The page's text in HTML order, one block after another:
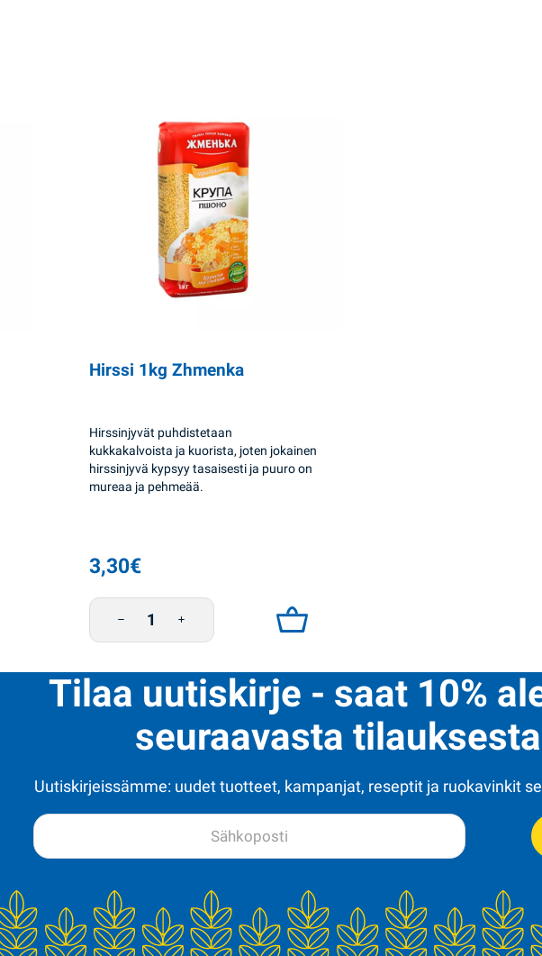
Hirssi 1kg Zhmenka
Hirssinjyvät puhdistetaan
kukkakalvoista ja kuorista, joten jokainen
hirssinjyvä kypsyy tasaisesti ja puuro on
mureaa ja pehmeää.
3,30€
Hirssi 1kg Zhmenka määrä
Tilaa uutiskirje - saat 10%
seuraavasta
Uutiskirjeissämme: uudet tuotteet, kampanjat, reseptit ja ruokavinkit